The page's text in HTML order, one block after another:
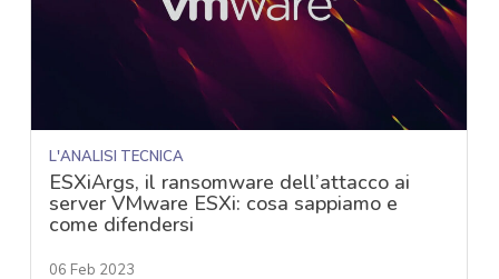
L'ANALISI TECNICA
ESXiArgs, il ransomware dell’attacco ai
server VMware ESXi: cosa sappiamo e
come difendersi
06 Feb 2023